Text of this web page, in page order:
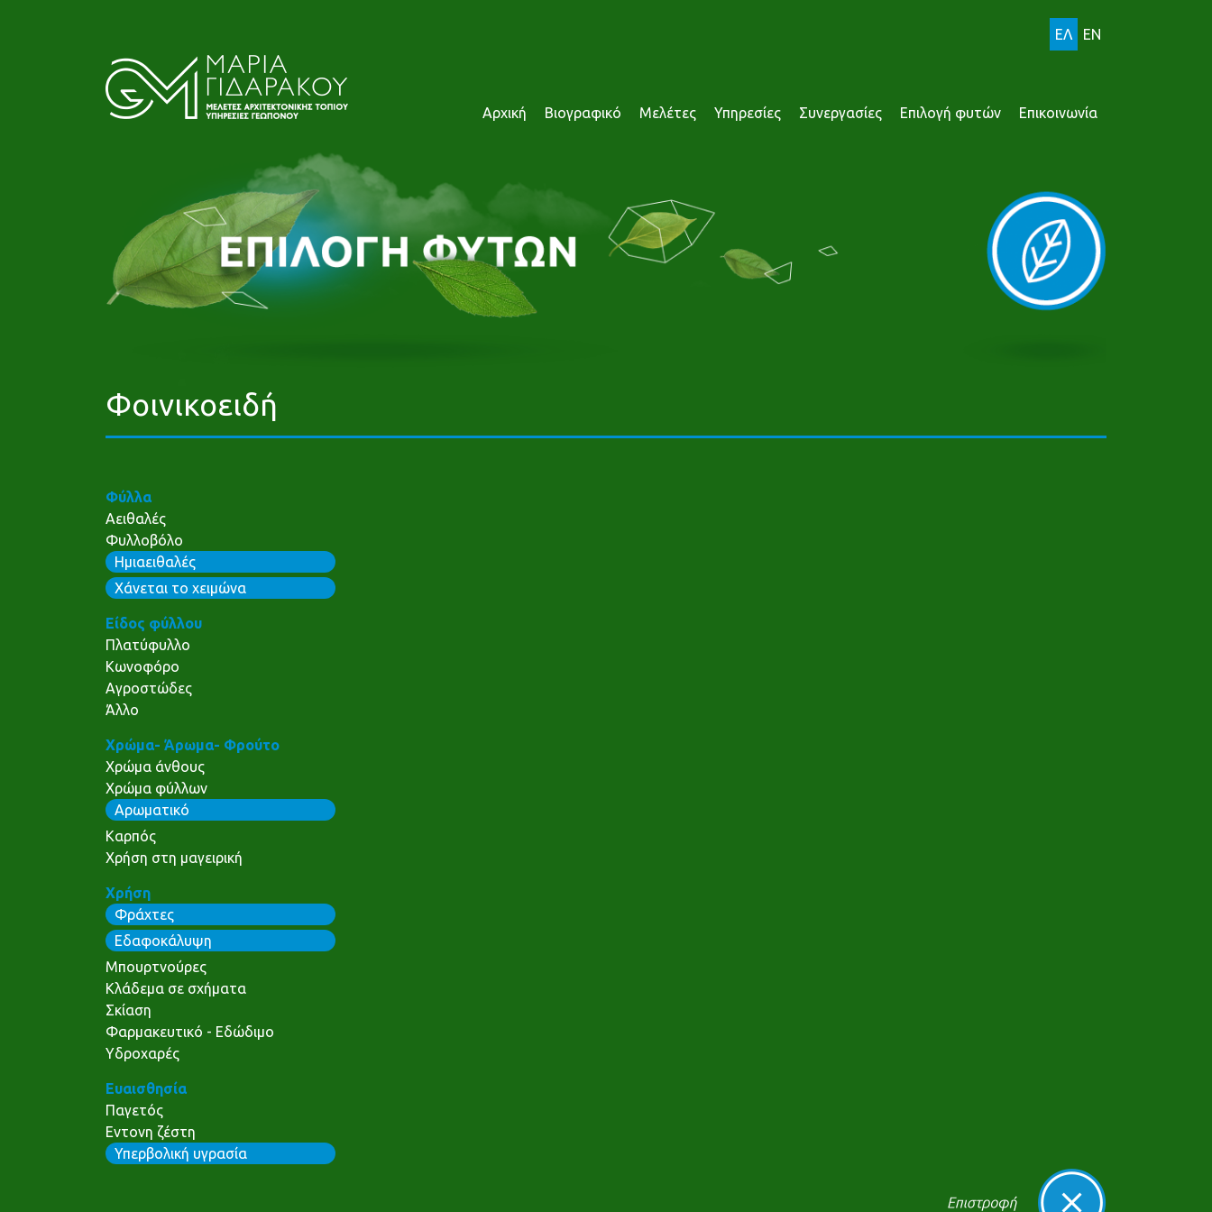
ΕΛ EN
Αρχική Βιογραφικό Μελέτες Υπηρεσίες Συνεργασίες Επιλογή φυτών Επικοινωνία
Φοινικοειδή
Φύλλα
Αειθαλές
Φυλλοβόλο
Ημιαειθαλές
Χάνεται το χειμώνα
Είδος φύλλου
Πλατύφυλλο
Κωνοφόρο
Αγροστώδες
Άλλο
Χρώμα- Άρωμα- Φρούτο
Χρώμα άνθους
Χρώμα φύλλων
Αρωματικό
Καρπός
Χρήση στη μαγειρική
Χρήση
Φράχτες
Εδαφοκάλυψη
Μπουρτνούρες
Κλάδεμα σε σχήματα
Σκίαση
Φαρμακευτικό - Εδώδιμο
Υδροχαρές
Ευαισθησία
Παγετός
Εντονη ζέστη
Υπερβολική υγρασία